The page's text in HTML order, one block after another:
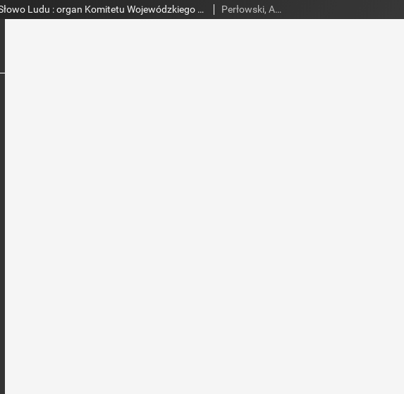
Słowo Ludu : organ Komitetu Wojewódzkiego Polskiej Zjednoczonej Partii Robotniczej, 1954, R.6, nr 263 Perłowski, Adam. Red.